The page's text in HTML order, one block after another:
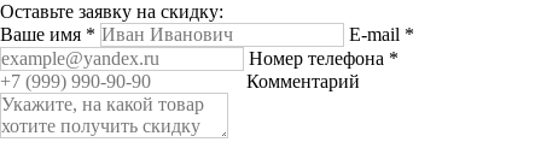
Оставьте заявку на скидку:
Ваше имя * E-mail *
Номер телефона *
Комментарий